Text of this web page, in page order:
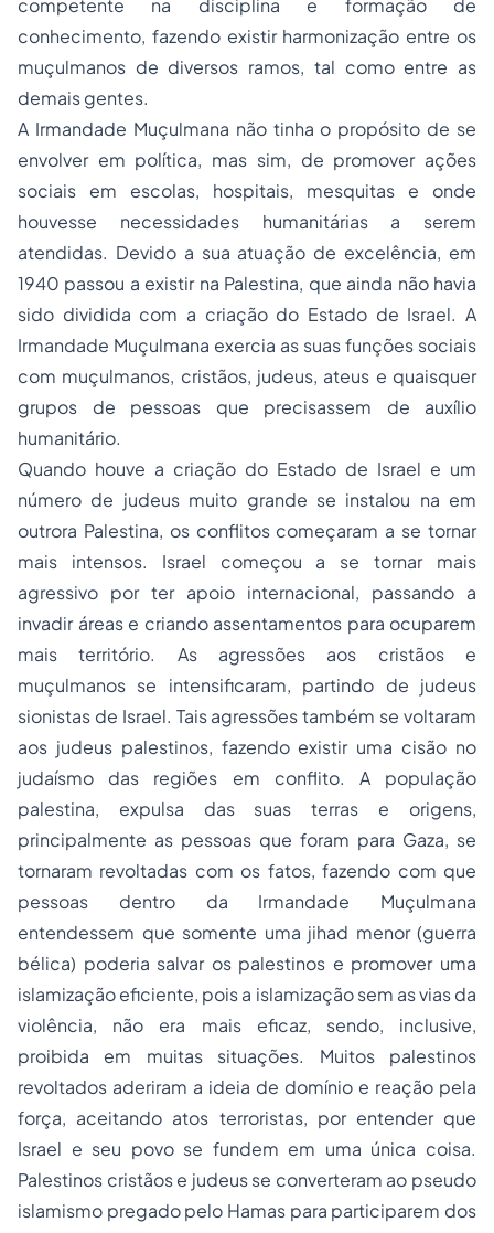
competente na disciplina e formação de
conhecimento, fazendo existir harmonização entre os
muçulmanos de diversos ramos, tal como entre as
demais gentes.
A Irmandade Muçulmana não tinha o propósito de se
envolver em política, mas sim, de promover ações
sociais em escolas, hospitais, mesquitas e onde
houvesse necessidades humanitárias a serem
atendidas. Devido a sua atuação de excelência, em
1940 passou a existir na Palestina, que ainda não havia
sido dividida com a criação do Estado de Israel. A
Irmandade Muçulmana exercia as suas funções sociais
com muçulmanos, cristãos, judeus, ateus e quaisquer
grupos de pessoas que precisassem de auxílio
humanitário.
Quando houve a criação do Estado de Israel e um
número de judeus muito grande se instalou na em
outrora Palestina, os conflitos começaram a se tornar
mais intensos. Israel começou a se tornar mais
agressivo por ter apoio internacional, passando a
invadir áreas e criando assentamentos para ocuparem
mais território. As agressões aos cristãos e
muçulmanos se intensificaram, partindo de judeus
sionistas de Israel. Tais agressões também se voltaram
aos judeus palestinos, fazendo existir uma cisão no
judaísmo das regiões em conflito. A população
palestina, expulsa das suas terras e origens,
principalmente as pessoas que foram para Gaza, se
tornaram revoltadas com os fatos, fazendo com que
pessoas dentro da Irmandade Muçulmana
entendessem que somente uma jihad menor (guerra
bélica) poderia salvar os palestinos e promover uma
islamização eficiente, pois a islamização sem as vias da
violência, não era mais eficaz, sendo, inclusive,
proibida em muitas situações. Muitos palestinos
revoltados aderiram a ideia de domínio e reação pela
força, aceitando atos terroristas, por entender que
Israel e seu povo se fundem em uma única coisa.
Palestinos cristãos e judeus se converteram ao pseudo
islamismo pregado pelo Hamas para participarem dos